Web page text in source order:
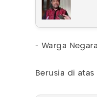
- Warga
Berusia di atas